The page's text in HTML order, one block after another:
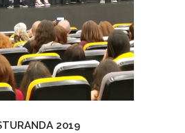
2019